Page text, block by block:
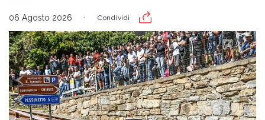
06 Agosto 2026 Condividi